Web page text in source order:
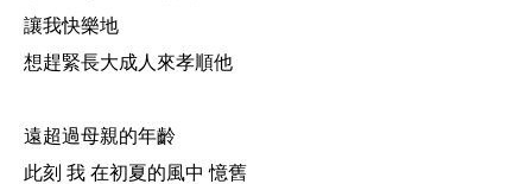
讓我快樂地
想趕緊長大成人來孝順他
遠超過母親的年齡
此刻 我 在初夏的風中 憶舊